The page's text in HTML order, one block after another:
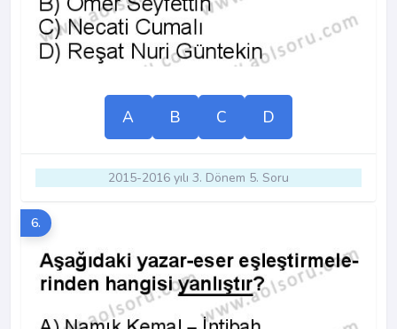
A B C D
2015-2016 yılı 3. Dönem 5. Soru
6.